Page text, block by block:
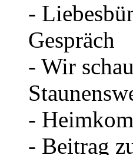
-
Gespräch
- Wir
-
- Beitrag